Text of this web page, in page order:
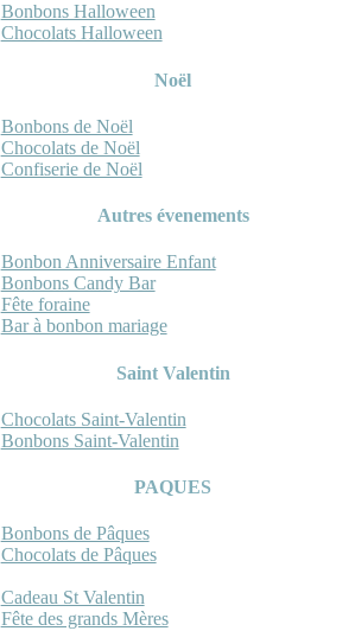
Bonbons Halloween
Chocolats Halloween
Noël
Bonbons de Noël
Chocolats de Noël
Confiserie de Noël
Autres évenements
Bonbon Anniversaire Enfant
Bonbons Candy Bar
Fête foraine
Bar à bonbon mariage
Saint Valentin
Chocolats Saint-Valentin
Bonbons Saint-Valentin
PAQUES
Bonbons de Pâques
Chocolats de Pâques
Cadeau St Valentin
Fête des grands Mères